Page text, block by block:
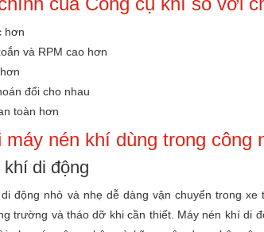
hơn
và RPM cao hơn
đổi cho nhau
toàn hơn
máy nén khí dùng trong công
khí di động
di động nhỏ và nhẹ dễ dàng vận chuyển trong
trường và tháo dỡ khi cần thiết. Máy nén khí di